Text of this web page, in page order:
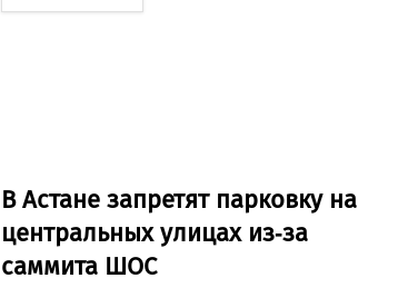
В Астане запретят парковку на
центральных улицах из-за
саммита ШОС